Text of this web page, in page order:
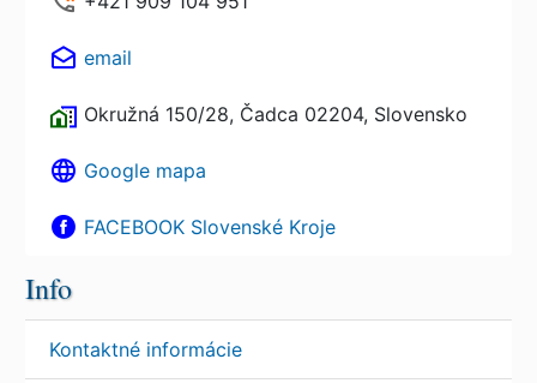
email
Okružná 150/28, Čadca 02204, Slovensko
Google mapa
FACEBOOK Slovenské Kroje
Info
Kontaktné informácie